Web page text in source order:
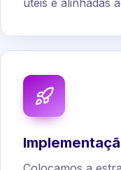
úteis e alinhadas